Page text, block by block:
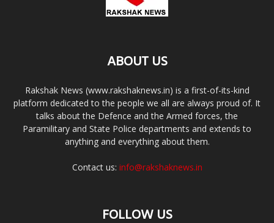
ABOUT US
Rakshak News (www.rakshaknews.in) is a first-of-its-kind
platform dedicated to the people we all are always proud of. It
talks about the Defence and the Armed forces, the
Paramilitary and State Police departments and extends to
anything and everything about them.
Contact us: info@rakshaknews.in
FOLLOW US